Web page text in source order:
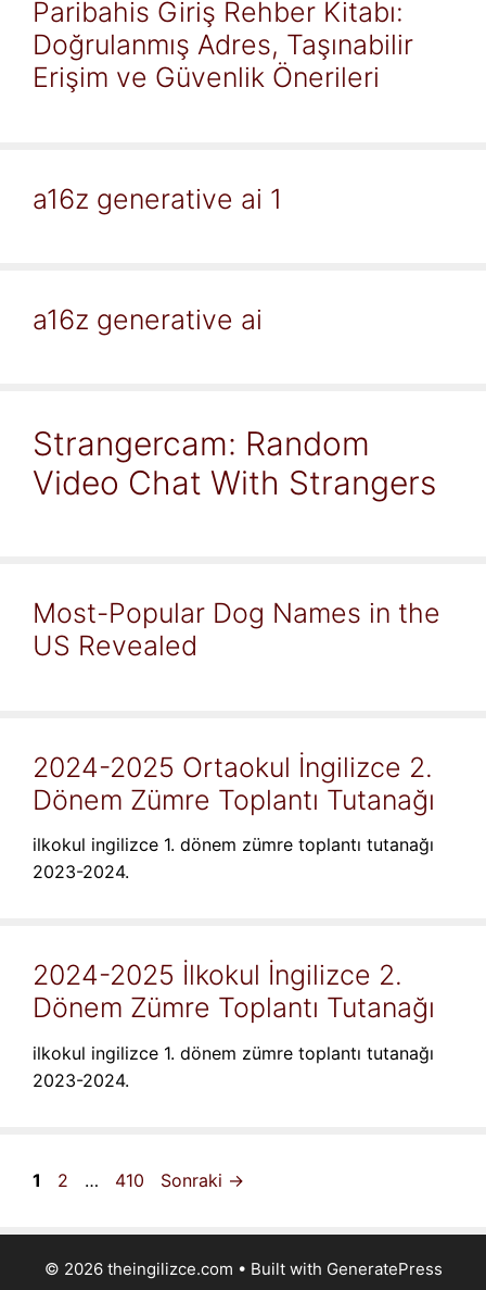
Paribahis Giriş Rehber Kitabı:
Doğrulanmış Adres, Taşınabilir
Erişim ve Güvenlik Önerileri
a16z generative ai 1
a16z generative ai
Strangercam: Random
Video Chat With Strangers
Most-Popular Dog Names in the
US Revealed
2024-2025 Ortaokul İngilizce 2.
Dönem Zümre Toplantı Tutanağı
ilkokul ingilizce 1. dönem zümre toplantı tutanağı
2023-2024.
2024-2025 İlkokul İngilizce 2.
Dönem Zümre Toplantı Tutanağı
ilkokul ingilizce 1. dönem zümre toplantı tutanağı
2023-2024.
Sayfa
1 Sayfa
2 … Sayfa
410 Sonraki →
© 2026 theingilizce.com • Built with GeneratePress